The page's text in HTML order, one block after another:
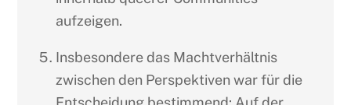
aufzeigen.
Insbesondere das Machtverhältnis
zwischen den Perspektiven war für die